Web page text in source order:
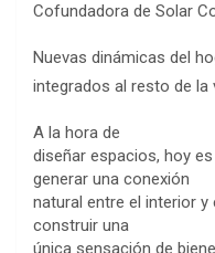
Cofundadora de Solar
Nuevas dinámicas del
integrados al resto de la
A la hora de
diseñar espacios, hoy
generar una conexión
natural entre el interior
construir una
única sensación de